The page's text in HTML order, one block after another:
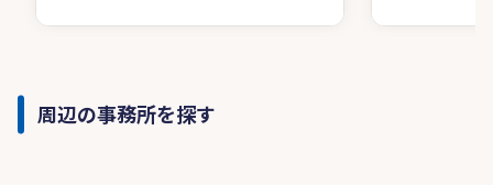
周辺の事務所を探す